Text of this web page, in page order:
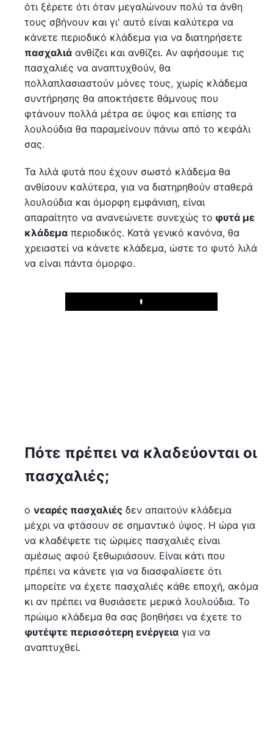
ότι ξέρετε ότι όταν μεγαλώνουν πολύ τα άνθη
τους σβήνουν και γι' αυτό είναι καλύτερα να
κάνετε περιοδικό κλάδεμα για να διατηρήσετε
πασχαλιά ανθίζει και ανθίζει. Αν αφήσουμε τις
πασχαλιές να αναπτυχθούν, θα
πολλαπλασιαστούν μόνες τους, χωρίς κλάδεμα
συντήρησης θα αποκτήσετε θάμνους που
φτάνουν πολλά μέτρα σε ύψος και επίσης τα
λουλούδια θα παραμείνουν πάνω από το κεφάλι
σας.
Τα λιλά φυτά που έχουν σωστό κλάδεμα θα
ανθίσουν καλύτερα, για να διατηρηθούν σταθερά
λουλούδια και όμορφη εμφάνιση, είναι
απαραίτητο να ανανεώνετε συνεχώς το φυτά με
κλάδεμα περιοδικός. Κατά γενικό κανόνα, θα
χρειαστεί να κάνετε κλάδεμα, ώστε το φυτό λιλά
να είναι πάντα όμορφο.
Play
Πότε πρέπει να κλαδεύονται οι
πασχαλιές;
ο νεαρές πασχαλιές δεν απαιτούν κλάδεμα
μέχρι να φτάσουν σε σημαντικό ύψος. Η ώρα για
να κλαδέψετε τις ώριμες πασχαλιές είναι
αμέσως αφού ξεθωριάσουν. Είναι κάτι που
πρέπει να κάνετε για να διασφαλίσετε ότι
μπορείτε να έχετε πασχαλιές κάθε εποχή, ακόμα
κι αν πρέπει να θυσιάσετε μερικά λουλούδια. Το
πρώιμο κλάδεμα θα σας βοηθήσει να έχετε το
φυτέψτε περισσότερη ενέργεια για να
αναπτυχθεί.